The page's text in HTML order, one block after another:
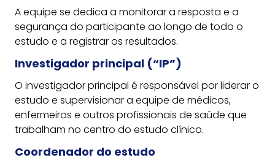
A equipe se dedica a monitorar a resposta e a
segurança do participante ao longo de todo o
estudo e a registrar os resultados.
Investigador principal (“IP”)
O investigador principal é responsável por liderar o
estudo e supervisionar a equipe de médicos,
enfermeiros e outros profissionais de saúde que
trabalham no centro do estudo clínico.
Coordenador do estudo